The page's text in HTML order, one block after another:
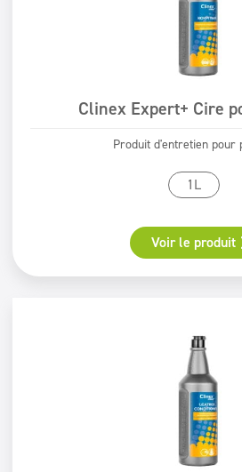
Clinex Expert+ Cire
Produit d'entretien pour
1L
Voir le produit